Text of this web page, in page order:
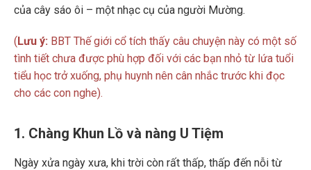
của cây sáo ôi – một nhạc cụ của người Mường.
(Lưu ý: BBT Thế giới cổ tích thấy câu chuyện này có một số
tình tiết chưa được phù hợp đối với các bạn nhỏ từ lứa tuổi
tiểu học trở xuống, phụ huynh nên cân nhắc trước khi đọc
cho các con nghe).
1. Chàng Khun Lồ và nàng U Tiệm
Ngày xửa ngày xưa, khi trời còn rất thấp, thấp đến nỗi từ